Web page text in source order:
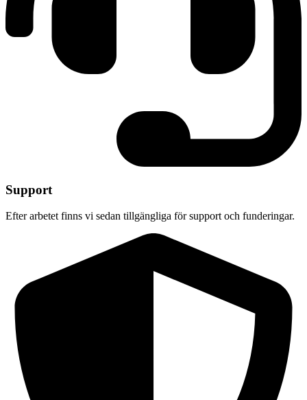
Support
Efter arbetet finns vi sedan tillgängliga för support och funderingar.